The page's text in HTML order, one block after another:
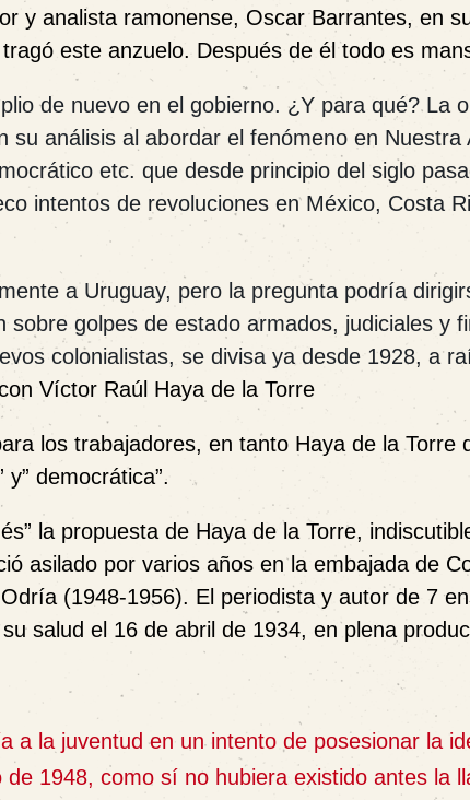
y analista ramonense, Oscar Barrantes, en
este anzuelo. Después de él todo es
de nuevo en el gobierno. ¿Y para qué? La
su análisis al abordar el fenómeno en Nuestra
etc. que desde principio del siglo
intentos de revoluciones en México, Costa
a Uruguay, pero la pregunta podría
golpes de estado armados, judiciales y
colonialistas, se divisa ya desde 1928, a
Víctor Raúl Haya de la Torre
los trabajadores, en tanto Haya de la Torre
democrática”.
la propuesta de Haya de la Torre,
asilado por varios años en la embajada de
(1948-1956). El periodista y autor de 7
salud el 16 de abril de 1934, en plena
a la juventud en un intento de posesionar la
1948, como sí no hubiera existido antes la